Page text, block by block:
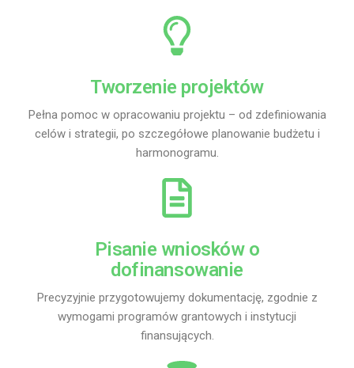
Tworzenie projektów
Pełna pomoc w opracowaniu projektu – od zdefiniowania
celów i strategii, po szczegółowe planowanie budżetu i
harmonogramu.
Pisanie wniosków o
dofinansowanie
Precyzyjnie przygotowujemy dokumentację, zgodnie z
wymogami programów grantowych i instytucji
finansujących.